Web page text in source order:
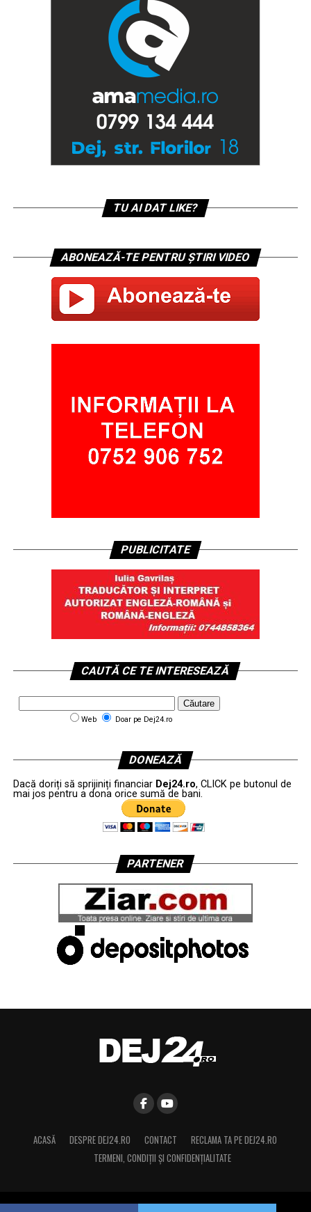
TU AI DAT LIKE?
ABONEAZĂ-TE PENTRU ȘTIRI VIDEO
PUBLICITATE
CAUTĂ CE TE INTERESEAZĂ
Web Doar pe Dej24.ro
DONEAZĂ
Dacă doriți să sprijiniți financiar Dej24.ro, CLICK pe butonul de
mai jos pentru a dona orice sumă de bani.
PARTENER
ACASĂ DESPRE DEJ24.RO CONTACT
RECLAMA TA PE DEJ24.RO
TERMENI, CONDIŢII ȘI CONFIDENȚIALITATE